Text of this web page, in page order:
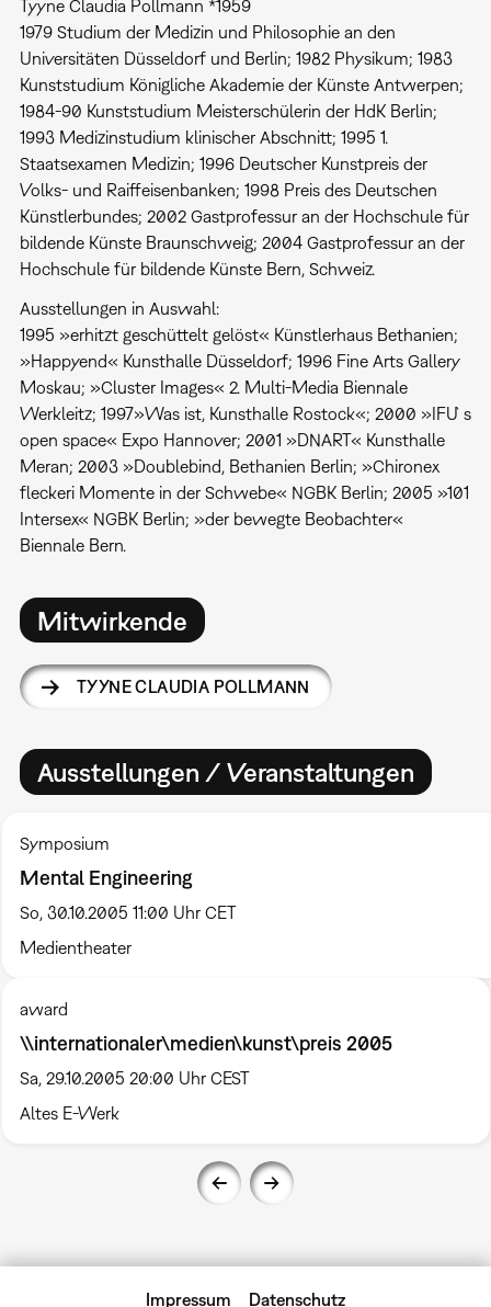
Tyyne Claudia Pollmann *1959
1979 Studium der Medizin und Philosophie an den
Universitäten Düsseldorf und Berlin; 1982 Physikum; 1983
Kunststudium Königliche Akademie der Künste Antwerpen;
1984-90 Kunststudium Meisterschülerin der HdK Berlin;
1993 Medizinstudium klinischer Abschnitt; 1995 1.
Staatsexamen Medizin; 1996 Deutscher Kunstpreis der
Volks- und Raiffeisenbanken; 1998 Preis des Deutschen
Künstlerbundes; 2002 Gastprofessur an der Hochschule für
bildende Künste Braunschweig; 2004 Gastprofessur an der
Hochschule für bildende Künste Bern, Schweiz.
Ausstellungen in Auswahl:
1995 »erhitzt geschüttelt gelöst« Künstlerhaus Bethanien;
»Happyend« Kunsthalle Düsseldorf; 1996 Fine Arts Gallery
Moskau; »Cluster Images« 2. Multi-Media Biennale
Werkleitz; 1997»Was ist, Kunsthalle Rostock«; 2000 »IFU`s
open space« Expo Hannover; 2001 »DNART« Kunsthalle
Meran; 2003 »Doublebind, Bethanien Berlin; »Chironex
fleckeri Momente in der Schwebe« NGBK Berlin; 2005 »101
Intersex« NGBK Berlin; »der bewegte Beobachter«
Biennale Bern.
Mitwirkende
TYYNE CLAUDIA POLLMANN
Ausstellungen / Veranstaltungen
Symposium
Mental Engineering
So, 30.10.2005 11:00 Uhr CET
Medientheater
award
\\internationaler\medien\kunst\preis 2005
Sa, 29.10.2005 20:00 Uhr CEST
Altes E-Werk
Impressum Datenschutz